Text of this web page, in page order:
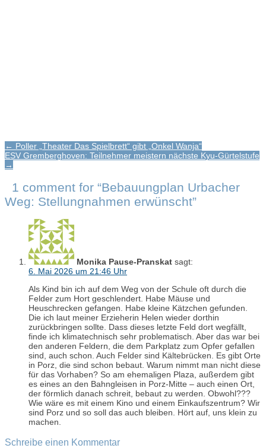
Post
navigation
← Poller „Theater Das Spielbrett“ gibt „Onkel Wanja“
ESV Gremberghoven: Teilnehmer meistern nächste Kyu-Gürtelstufe
→
1 comment for “Bebauungplan Urbacher
Weg: Stellungnahmen erwünscht”
Monika Pause-Pranskat sagt:
6. Mai 2026 um 21:46 Uhr
Als Kind bin ich auf dem Weg von der Schule oft durch die
Felder zum Hort geschlendert. Habe Mäuse und
Heuschrecken gefangen. Habe kleine Kätzchen gefunden.
Die ich laut meiner Erzieherin Helen wieder dorthin
zurückbringen sollte. Dass dieses letzte Feld dort wegfällt,
finde ich klimatechnisch sehr problematisch. Aber das war bei
den anderen Feldern, die dem Parkplatz zum Opfer gefallen
sind, auch schon. Auch Felder sind Kältebrücken. Es gibt Orte
in Porz, die sind schon bebaut. Warum nimmt man nicht diese
für das Vorhaben? So am ehemaligen Plaza, außerdem gibt
es eines an den Bahngleisen in Porz-Mitte – auch einen Ort,
der förmlich danach schreit, bebaut zu werden. Obwohl???
Wie wäre es mit einem Kino und einem Einkaufszentrum? Wir
sind Porz und so soll das auch bleiben. Hört auf, uns klein zu
machen.
Schreibe einen Kommentar